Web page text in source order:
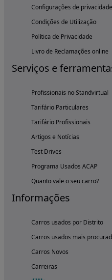
Configurações de privacidade
Condições de Utilização
Política de Privacidade
Livro de Reclamações online
Serviços e
Profissionais no Standvirtual
Tarifário Particulares
Tarifário Profissionais
Artigos e Notícias
Test Drives
Programa Usados ACAP
Quanto vale o seu carro?
Informações
Carros usados por Distrito
Carros usados mais
Carros Novos
Carreiras